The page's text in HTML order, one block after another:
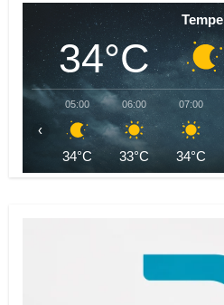
Tempe
34°C
05:00
34°C
06:00
33°C
07:00
34°C
‹